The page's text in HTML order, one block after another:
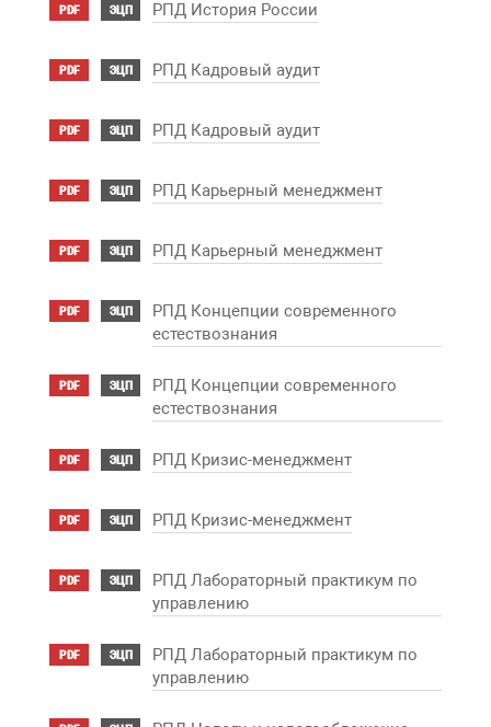
PDF ЭЦП РПД История России
PDF ЭЦП РПД Кадровый аудит
PDF ЭЦП РПД Кадровый аудит
PDF ЭЦП РПД Карьерный менеджмент
PDF ЭЦП РПД Карьерный менеджмент
PDF ЭЦП
РПД Концепции современного
естествознания
PDF ЭЦП
РПД Концепции современного
естествознания
PDF ЭЦП РПД Кризис-менеджмент
PDF ЭЦП РПД Кризис-менеджмент
PDF ЭЦП
РПД Лабораторный практикум по
управлению
PDF ЭЦП
РПД Лабораторный практикум по
управлению